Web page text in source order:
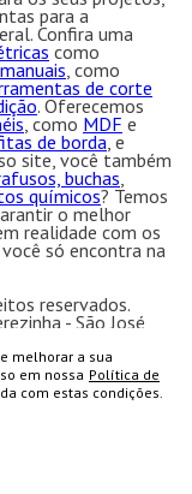
melhorar a sua
em nossa Política de
com estas condições.
para a
Confira uma
como
, como
de corte
. Oferecemos
, como MDF e
de borda, e
site, você também
buchas
químicos? Temos
o melhor
realidade com os
só encontra na
reservados.
- São José
LTDA - Loja
acessórios e
com ótimos